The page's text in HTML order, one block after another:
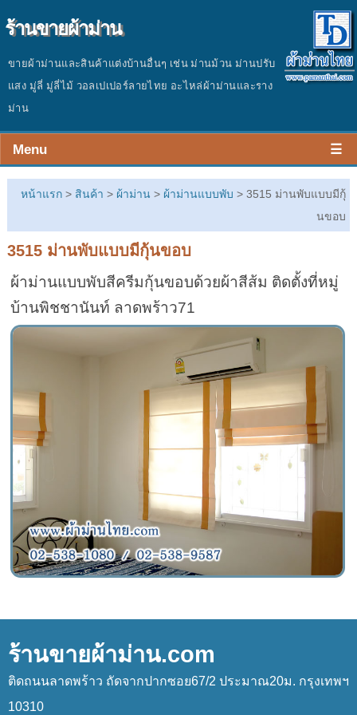
ร้านขายผ้าม่าน
ขายผ้าม่านและสินค้าแต่งบ้านอื่นๆ เช่น ม่านม้วน ม่านปรับ
แสง มู่ลี่ มู่ลี่ไม้ วอลเปเปอร์ลายไทย อะไหล่ผ้าม่านและราง
ม่าน
Menu ☰
หน้าร้าน
ผลงาน
ประเมินราคา
ติดต่อร้าน
หน้าแรก > สินค้า > ผ้าม่าน > ผ้าม่านแบบพับ > 3515 ม่านพับแบบมีกุ้
นขอบ
3515 ม่านพับแบบมีกุ้นขอบ
ผ้าม่านแบบพับสีครีมกุ้นขอบด้วยผ้าสีส้ม ติดตั้งที่หมู่
บ้านพิชชานันท์ ลาดพร้าว71
ร้านขายผ้าม่าน.com
ติดถนนลาดพร้าว ถัดจากปากซอย67/2 ประมาณ20ม. กรุงเทพฯ
10310